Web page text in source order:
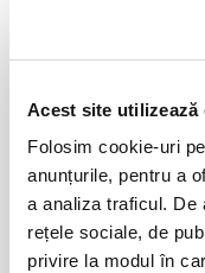
Acest site utilizează
Folosim cookie-uri
anunțurile, pentru a
a analiza traficul. De
rețele sociale, de
privire la modul în
Femei